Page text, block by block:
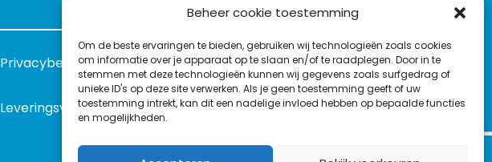
Beheer cookie toestemming
Om de beste ervaringen te bieden, gebruiken wij technologieën zoals cookies
om informatie over je apparaat op te slaan en/of te raadplegen. Door in te
stemmen met deze technologieën kunnen wij gegevens zoals surfgedrag of
unieke ID's op deze site verwerken. Als je geen toestemming geeft of uw
toestemming intrekt, kan dit een nadelige invloed hebben op bepaalde functies
en mogelijkheden.
Privacybeleid
Leveringsvoorwaarden
L
i
nT
w
t
F
a
c
o
Y
o
u
b
C
o
n
c